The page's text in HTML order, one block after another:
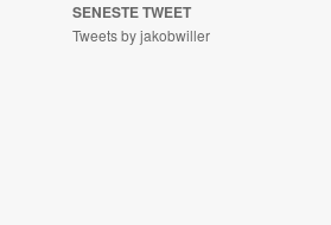
SENESTE TWEET
Tweets by jakobwiller